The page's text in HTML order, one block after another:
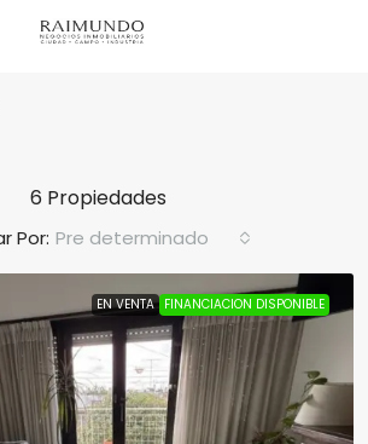
6 Propiedades
Por: Pre determinado
EN VENTA FINANCIACION DISPONIBLE